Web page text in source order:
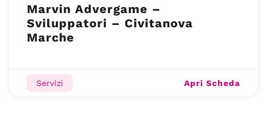
Marvin Advergame –
Sviluppatori – Civitanova
Marche
Servizi Apri Scheda